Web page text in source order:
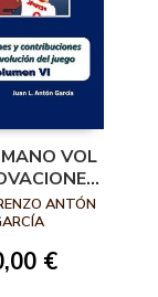
VOL
Y
LA
DEL
ANTÓN
€